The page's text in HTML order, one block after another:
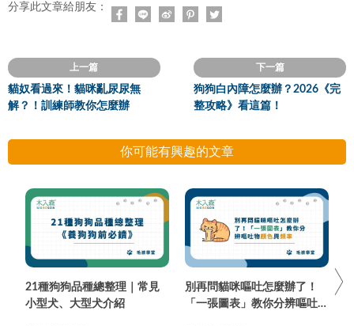
分享此文章給朋友：
上一篇
貓奴看過來！貓咪亂尿尿無
解？！訓練師教你怎麼辦
下一篇
狗狗白內障怎麼辦？2026《完
整攻略》看這篇！
你可能有興趣的文章
21種狗狗品種總整理｜常見
小型犬、大型犬介紹
別再問貓咪嘔吐怎麼辦了！
「一張圖表」教你分辨嘔吐物